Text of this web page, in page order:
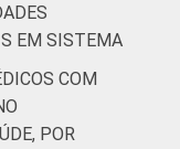
EM SISTEMA
COM
POR